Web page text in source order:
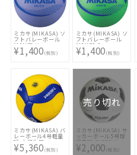
ミカサ(MIKASA) ソ
フトバレーボール
MSN78 V
¥1,400(税別)
ミカサ(MIKASA) ソ
フトバレーボール
MSN78 G
¥1,400(税別)
ミカサ(MIKASA) バ
レーボール4号軽量
球 小学生用
V400W-L
¥5,360(税別)
売り切れ
ミカサ(MIKASA) サ
ッカーボール5号球
検定球 SVC50VL
WBK
¥2,000(税別)